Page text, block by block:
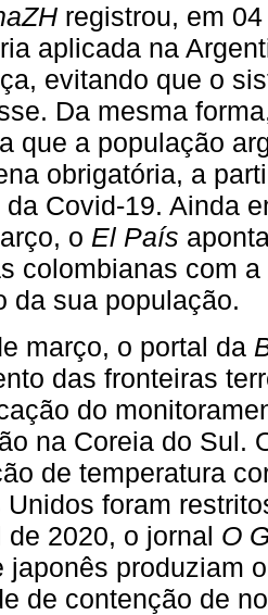
registrou, em
aplicada na
evitando que o
Da mesma
que a população
obrigatória, a
da Covid-19. Ainda
o El País
colombianas com
da sua população.
março, o portal da
das fronteiras
do
na Coreia do Sul.
de temperatura
Unidos foram
de 2020, o jornal O
japonês produziam
de contenção de